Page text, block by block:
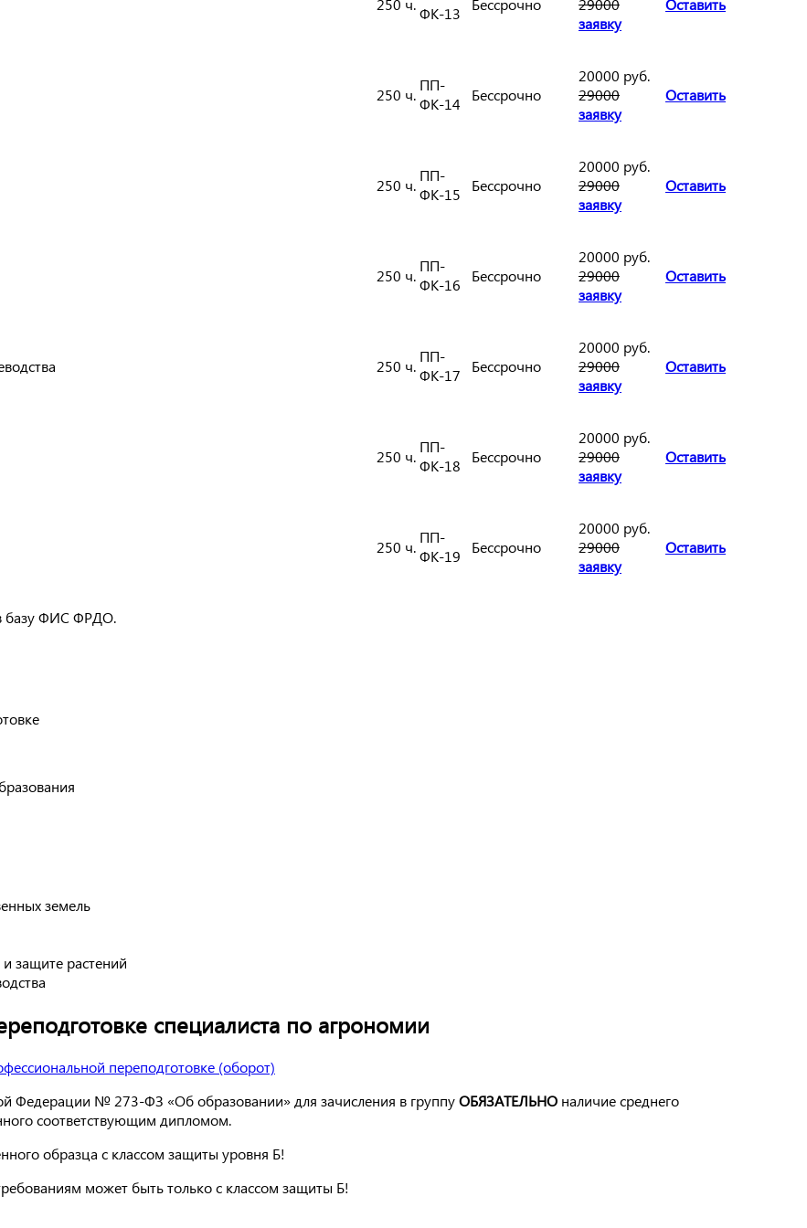
250 ч.ФК-13
Бессрочно
29000
Оставить
заявку
250 ч.
ПП-
ФК-14
Бессрочно
20000 руб.
29000
Оставить
заявку
250 ч.
ПП-
ФК-15
Бессрочно
20000 руб.
29000
Оставить
заявку
250 ч.
ПП-
ФК-16
Бессрочно
20000 руб.
29000
Оставить
заявку
250 ч.
ПП-
ФК-17
Бессрочно
20000 руб.
29000
Оставить
заявку
250 ч.
ПП-
ФК-18
Бессрочно
20000 руб.
29000
Оставить
заявку
250 ч.
ПП-
ФК-19
Бессрочно
20000 руб.
29000
Оставить
заявку
базу ФИС ФРДО.
земель
защите растений
специалиста по агрономии
Федерации № 273-ФЗ «Об образовании» для зачисления в группуОБЯЗАТЕЛЬНО наличие среднего
соответствующим дипломом.
образца с классом защиты уровня Б!
может быть только с классом защиты Б!